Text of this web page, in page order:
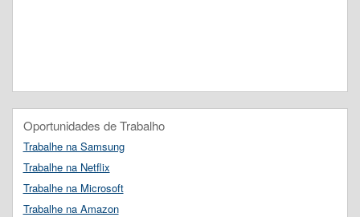
Oportunidades de Trabalho
Trabalhe na Samsung
Trabalhe na Netflix
Trabalhe na Microsoft
Trabalhe na Amazon